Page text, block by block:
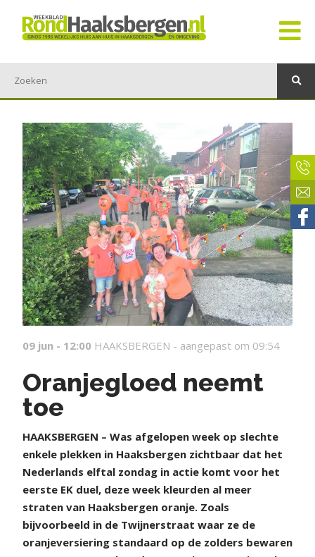
09 jun - 12:00 HAAKSBERGEN - aangepast om 09:54
Oranjegloed neemt
toe
HAAKSBERGEN – Was afgelopen week op slechte
enkele plekken in Haaksbergen zichtbaar dat het
Nederlands elftal zondag in actie komt voor het
eerste EK duel, deze week kleurden al meer
straten van Haaksbergen oranje. Zoals
bijvoorbeeld in de Twijnerstraat waar ze de
oranjeversiering standaard op de zolders bewaren